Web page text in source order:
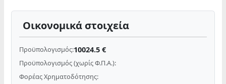
Οικονομικά στοιχεία
Προϋπολογισμός:10024.5 €
Προϋπολογισμός (χωρίς Φ.Π.Α.):
Φορέας Χρηματοδότησης: